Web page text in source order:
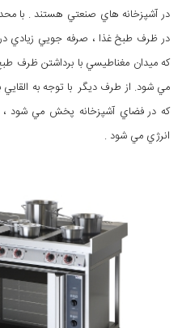
در آشپزخانه هاي صنعتي هستند . با
در ظرف طبخ غذا ، صرفه جويي زيادي
كه ميدان مغناطيسي با برداشتن ظرف
مي شود. از طرف ديگر با توجه به
كه در فضاي آشپزخانه پخش مي شود
انرژي مي شود .